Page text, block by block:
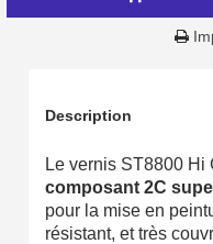
Gagnez des points
10€ de bon
Inscription à la
Description
Le vernis ST8800 Hi
composant 2C
pour la mise en
résistant, et très